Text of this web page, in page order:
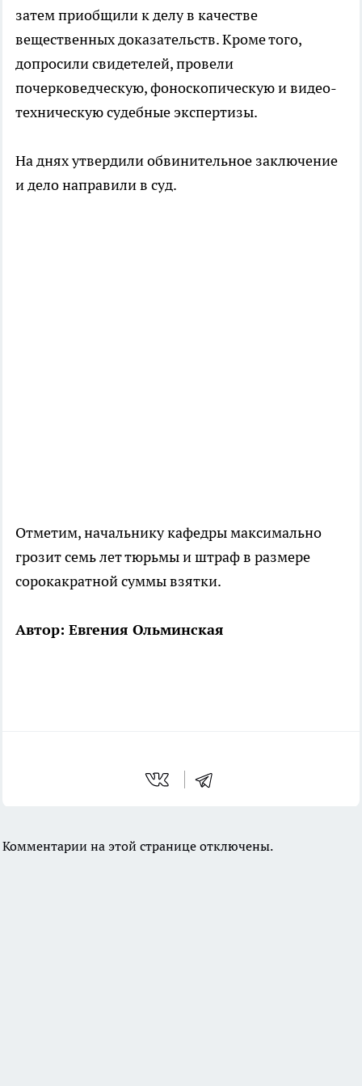
затем приобщили к делу в качестве
вещественных доказательств. Кроме того,
допросили свидетелей, провели
почерковедческую, фоноскопическую и видео-
техническую судебные экспертизы.
На днях утвердили обвинительное заключение
и дело направили в суд.
Отметим, начальнику кафедры максимально
грозит семь лет тюрьмы и штраф в размере
сорокакратной суммы взятки.
Автор: Евгения Ольминская
Комментарии на этой странице отключены.